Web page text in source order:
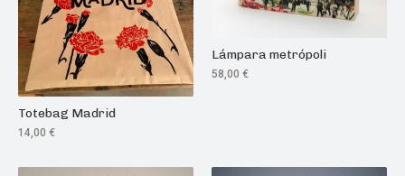
Totebag Madrid
14,00 €
Lámpara metrópoli
58,00 €